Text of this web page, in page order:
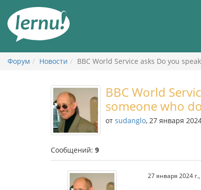
содержанию
Форум Новости BBC World Service asks Do you
BBC World
someone who
от sudanglo, 27 января
Сообщений: 9
27 января 2024